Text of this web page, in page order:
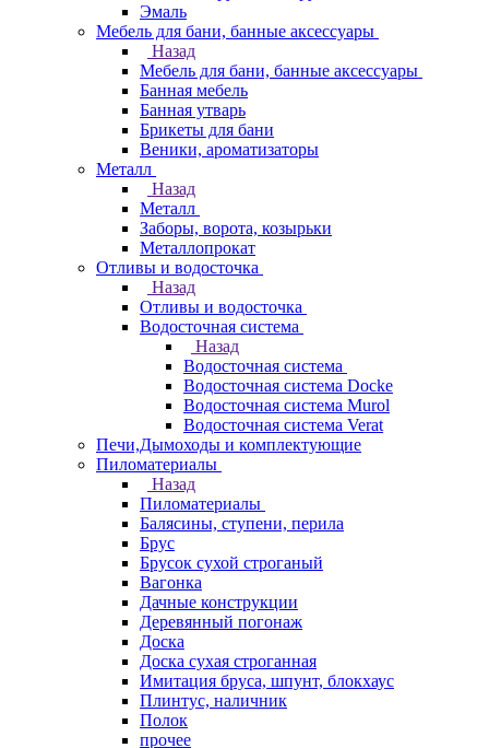
Эмаль
Мебель для бани, банные аксессуары
Назад
Мебель для бани, банные аксессуары
Банная мебель
Банная утварь
Брикеты для бани
Веники, ароматизаторы
Металл
Назад
Металл
Заборы, ворота, козырьки
Металлопрокат
Отливы и водосточка
Назад
Отливы и водосточка
Водосточная система
Назад
Водосточная система
Водосточная система Docke
Водосточная система Murol
Водосточная система Verat
Печи,Дымоходы и комплектующие
Пиломатериалы
Назад
Пиломатериалы
Балясины, ступени, перила
Брус
Брусок сухой строганый
Вагонка
Дачные конструкции
Деревянный погонаж
Доска
Доска сухая строганная
Имитация бруса, шпунт, блокхаус
Плинтус, наличник
Полок
прочее